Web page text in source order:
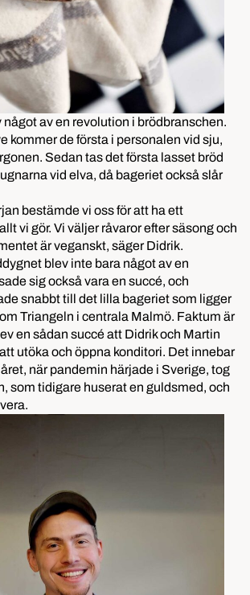
av en revolution i brödbranschen.
kommer de första i personalen vid sju,
Sedan tas det första lasset bröd
vid elva, då bageriet också slår
bestämde vi oss för att ha ett
vi gör. Vi väljer råvaror efter säsong och
är veganskt, säger Didrik.
blev inte bara något av en
sig också vara en succé, och
snabbt till det lilla bageriet som ligger
Triangeln i centrala Malmö. Faktum är
en sådan succé att Didrik och Martin
utöka och öppna konditori. Det innebar
när pandemin härjade i Sverige, tog
som tidigare huserat en guldsmed, och